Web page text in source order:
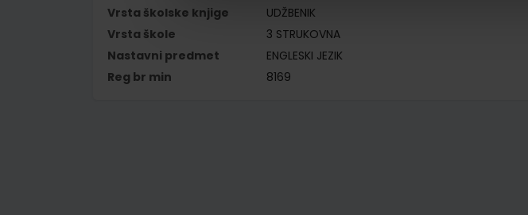
Vrsta školske knjige
UDŽBENIK
Vrsta škole
3 STRUKOVNA
Nastavni predmet
ENGLESKI JEZIK
Reg br min
8169